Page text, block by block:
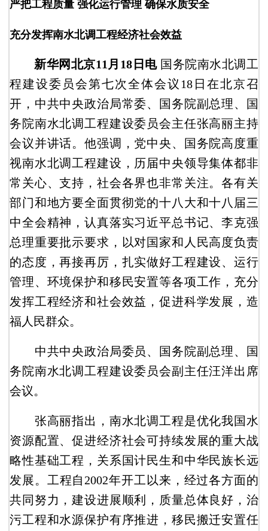
严把工程质量 强化运行管理 确保水质安全
充分发挥南水北调工程经济社会效益
新华网北京11月18日电国务院南水北调工
程建设委员会第七次全体会议18日在北京召
开，中共中央政治局常委、国务院副总理、国
务院南水北调工程建设委员会主任张高丽主持
会议并讲话。他强调，党中央、国务院高度重
视南水北调工程建设，历届中央领导集体都非
常关心、支持，社会各界也非常关注。各有关
部门和地方要全面贯彻党的十八大和十八届三
中全会精神，认真落实习近平总书记、李克强
总理重要批示要求，以对国家和人民高度负责
的态度，再接再厉，扎实做好工程建设、运行
管理、环境保护和移民安置等各项工作，充分
发挥工程经济和社会效益，促进科学发展，造
福人民群众。
中共中央政治局委员、国务院副总理、国
务院南水北调工程建设委员会副主任汪洋出席
会议。
张高丽指出，南水北调工程是优化我国水
资源配置、促进经济社会可持续发展的重大战
略性基础工程，关系国计民生和中华民族长远
发展。工程自2002年开工以来，经过各方面的
共同努力，建设进展顺利，质量总体良好，治
污工程和水源保护有序推进，移民搬迁安置任